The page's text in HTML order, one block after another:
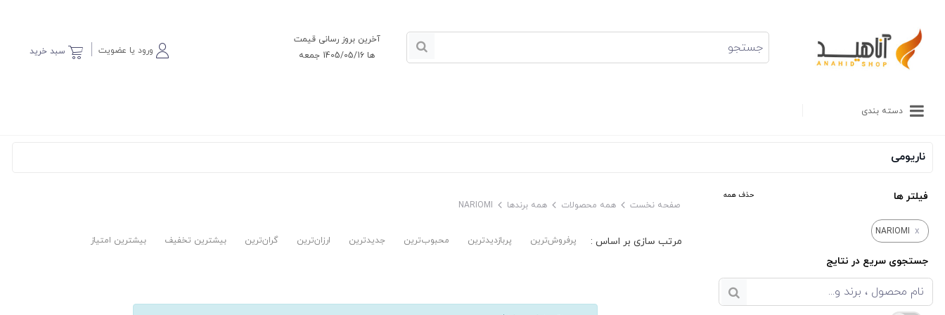
آخرین بروز رسانی قیمت
ها 1405/05/16 جمعه
سبد خرید ورود یا عضویت
دسته بندی
ناریومی
فیلتر ها حذف همه
x
NARIOMI
جستجوی سریع در نتایج
صفحه نخست همه محصولات همه برندها NARIOMI
پرفروش‌ترین‌ پربازدیدترین محبوب‌ترین جدیدترین ارزان‌ترین گران‌ترین بیشترین تخفیف بیشترین امتیاز